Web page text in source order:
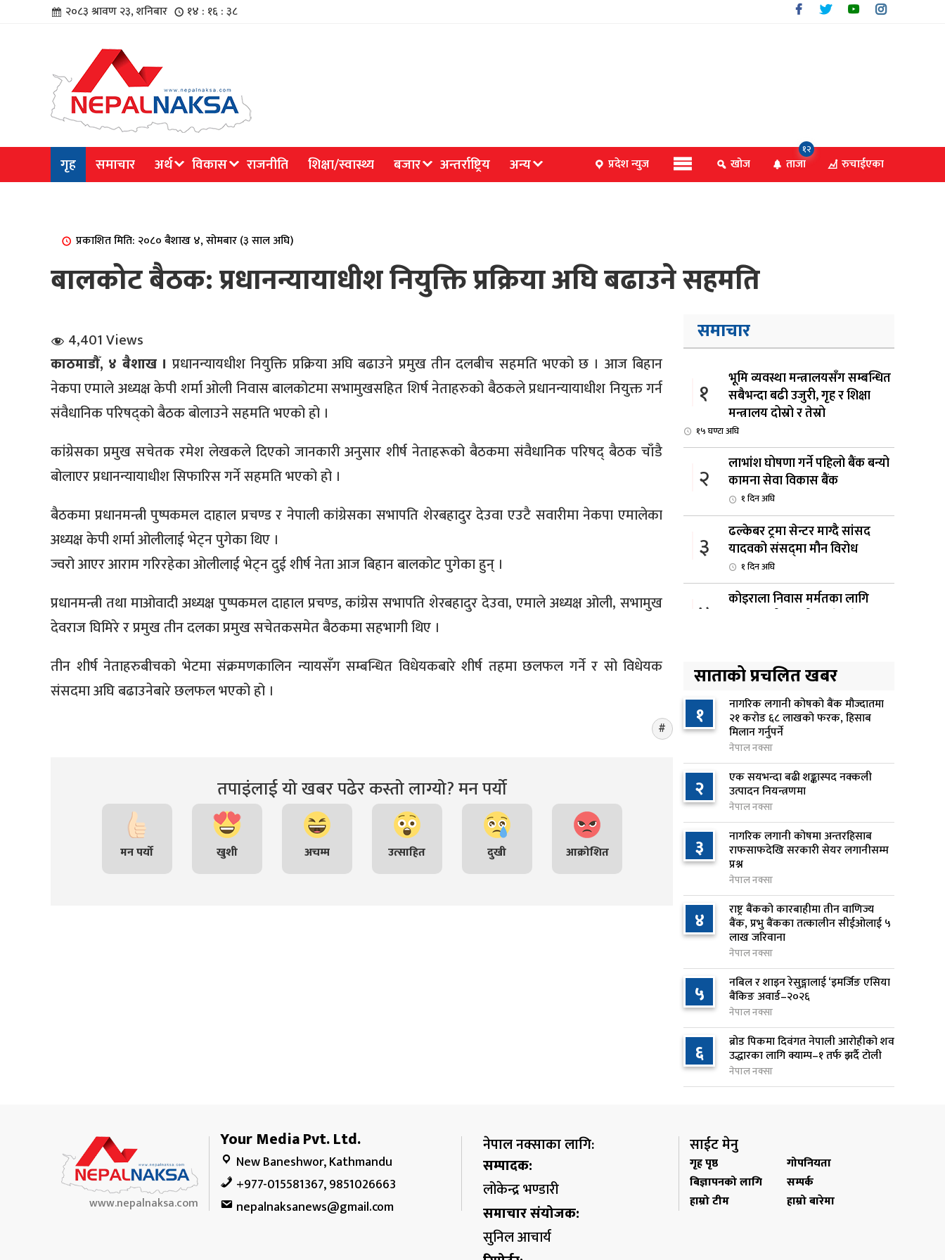
२०८३ श्रावण २३, शनिबार १४ : १६ : ३८
गृह समाचार अर्थ विकास राजनीति शिक्षा/स्वास्थ्य बजार अन्तर्राष्ट्रिय अन्य प्रदेश न्युज खोज ताजा
१२
रुचाईएका
प्रकाशित मिति: २०८० बैशाख ४, सोमबार (३ साल अघि)
बालकोट बैठक: प्रधानन्यायाधीश नियुक्ति प्रक्रिया अघि बढाउने सहमति
4,401 Views
काठमाडौँ, ४ बैशाख । प्रधानन्यायधीश नियुक्ति प्रक्रिया अघि बढाउने प्रमुख तीन दलबीच सहमति भएको छ । आज बिहान
नेकपा एमाले अध्यक्ष केपी शर्मा ओली निवास बालकोटमा सभामुखसहित शिर्ष नेताहरुको बैठकले प्रधानन्यायाधीश नियुक्त गर्न
संवैधानिक परिषद्को बैठक बोलाउने सहमति भएको हो ।
कांग्रेसका प्रमुख सचेतक रमेश लेखकले दिएको जानकारी अनुसार शीर्ष नेताहरूको बैठकमा संवैधानिक परिषद् बैठक चाँडै
बोलाएर प्रधानन्यायाधीश सिफारिस गर्ने सहमति भएको हो ।
बैठकमा प्रधानमन्त्री पुष्पकमल दाहाल प्रचण्ड र नेपाली कांग्रेसका सभापति शेरबहादुर देउवा एउटै सवारीमा नेकपा एमालेका
अध्यक्ष केपी शर्मा ओलीलाई भेट्न पुगेका थिए ।
ज्वरो आएर आराम गरिरहेका ओलीलाई भेट्न दुई शीर्ष नेता आज बिहान बालकोट पुगेका हुन् ।
प्रधानमन्त्री तथा माओवादी अध्यक्ष पुष्पकमल दाहाल प्रचण्ड, कांग्रेस सभापति शेरबहादुर देउवा, एमाले अध्यक्ष ओली, सभामुख
देवराज घिमिरे र प्रमुख तीन दलका प्रमुख सचेतकसमेत बैठकमा सहभागी थिए ।
तीन शीर्ष नेताहरुबीचको भेटमा संक्रमणकालिन न्यायसँग सम्बन्धित विधेयकबारे शीर्ष तहमा छलफल गर्ने र सो विधेयक
संसदमा अघि बढाउनेबारे छलफल भएको हो ।
तपाइंलाई यो खबर पढेर कस्तो लाग्यो? मन पर्यो
मन पर्यो खुशी अचम्म उत्साहित दुखी आक्रोशित
समाचार
१
भूमि व्यवस्था मन्त्रालयसँग सम्बन्धित
सबैभन्दा बढी उजुरी, गृह र शिक्षा
मन्त्रालय दोस्रो र तेस्रो
१५ घण्टा अघि
२
लाभांश घोषणा गर्ने पहिलो बैंक बन्यो
कामना सेवा विकास बैंक
१ दिन अघि
३
ढल्केबर ट्रमा सेन्टर माग्दै सांसद
यादवको संसद्‌मा मौन विरोध
१ दिन अघि
४
कोइराला निवास मर्मतका लागि
५
रूकुम पश्चिममा प्रहरीको गाडीले
मोटरसाइकललाई ठक्कर दिँदा
किशोरको मृत्यु
१ दिन अघि
६
प्रतिनिधिसभा बैठक बस्दै , पाँच
विधेयक र प्रतिवेदन प्रस्तुत हुने
१ दिन अघि
७
आज बस्ने भनिएको राष्ट्रिय सभाको
बैठक बुधबारका लागि सर्‍यो
१ दिन अघि
८
वीरगञ्जमा ट्यांकरको सिल खोलेर तेल
निकाल्ने सात जना रंगेहात पक्राउ
१ दिन अघि
९
जन्मसिद्ध नागरिकता कडा बनाउने
ट्रम्पको नयाँ प्रयास, दुई कार्यकारी
आदेश जारी
१ दिन अघि
१०
राप्रपाको निर्णय: बागमती प्रदेश
सरकारमा सहभागी नहुने
साताको प्रचलित खबर
१ नागरिक लगानी कोषको बैंक मौज्दातमा
२१ करोड ६८ लाखको फरक, हिसाब
मिलान गर्नुपर्ने
नेपाल नक्सा
२ एक सयभन्दा बढी शङ्कास्पद नक्कली
उत्पादन नियन्त्रणमा
नेपाल नक्सा
३ नागरिक लगानी कोषमा अन्तरहिसाब
राफसाफदेखि सरकारी सेयर लगानीसम्म
प्रश्न
नेपाल नक्सा
४ राष्ट्र बैंकको कारबाहीमा तीन वाणिज्य
बैंक, प्रभु बैंकका तत्कालीन सीईओलाई ५
लाख जरिवाना
नेपाल नक्सा
५ नबिल र शाइन रेसुङ्गालाई ‘इमर्जिङ एसिया
बैंकिङ अवार्ड–२०२६
नेपाल नक्सा
६ ब्रोड पिकमा दिवंगत नेपाली आरोहीको शव
उद्धारका लागि क्याम्प–१ तर्फ झर्दै टोली
नेपाल नक्सा
www.nepalnaksa.com
Your Media Pvt. Ltd.
New Baneshwor, Kathmandu
+977-015581367, 9851026663
nepalnaksanews@gmail.com
नेपाल नक्साका लागि:
सम्पादक:
लोकेन्द्र भण्डारी
समाचार संयोजक:
सुनिल आचार्य
साईट मेनु
गृह पृष्ठ
गोपनियता
बिज्ञापनको लागि
सम्पर्क
हाम्रो टीम
हाम्रो बारेमा